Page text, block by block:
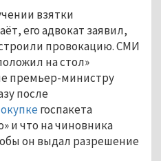
взятки
его адвокат заявил,
провокацию. СМИ
на стол»
премьер-министру
после
госпакета
и что на чиновника
он выдал разрешение